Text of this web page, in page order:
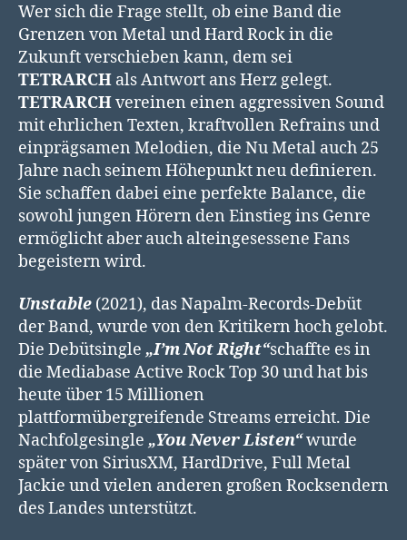
Wer sich die Frage stellt, ob eine Band die
Grenzen von Metal und Hard Rock in die
Zukunft verschieben kann, dem sei
TETRARCH als Antwort ans Herz gelegt.
TETRARCHvereinen einen aggressiven Sound
mit ehrlichen Texten, kraftvollen Refrains und
einprägsamen Melodien, die Nu Metal auch 25
Jahre nach seinem Höhepunkt neu definieren.
Sie schaffen dabei eine perfekte Balance, die
sowohl jungen Hörern den Einstieg ins Genre
ermöglicht aber auch alteingesessene Fans
begeistern wird.
Unstable (2021), das Napalm-Records-Debüt
der Band, wurde von den Kritikern hoch gelobt.
Die Debütsingle „I’m Not Right“schaffte es in
die Mediabase Active Rock Top 30 und hat bis
heute über 15 Millionen
plattformübergreifende Streams erreicht. Die
Nachfolgesingle „You Never Listen“wurde
später von SiriusXM, HardDrive, Full Metal
Jackie und vielen anderen großen Rocksendern
des Landes unterstützt.